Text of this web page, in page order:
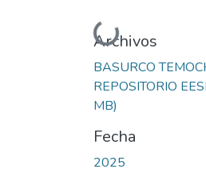
Cargando...
Archivos
BASURCO
REPOSITORIO
MB)
Fecha
2025